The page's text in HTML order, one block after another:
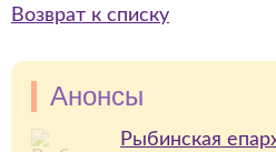
Возврат к списку
Анонсы
Рыбинская